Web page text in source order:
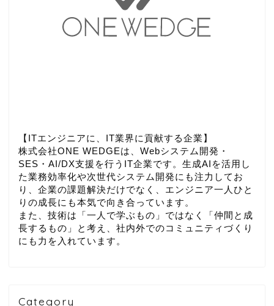
【ITエンジニアに、IT業界に貢献する企業】
株式会社ONE WEDGEは、Webシステム開発・
SES・AI/DX支援を行うIT企業です。生成AIを活用し
た業務効率化や次世代システム開発にも注力してお
り、企業の課題解決だけでなく、エンジニア一人ひと
りの成長にも本気で向き合っています。
また、技術は「一人で学ぶもの」ではなく「仲間と成
長するもの」と考え、社内外でのコミュニティづくり
にも力を入れています。
Category